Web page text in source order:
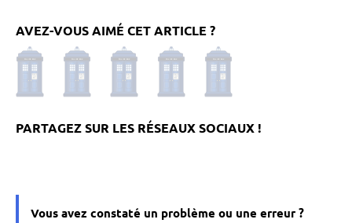
AVEZ-VOUS AIMÉ CET ARTICLE ?
Vous avez constaté un problème ou une erreur ?